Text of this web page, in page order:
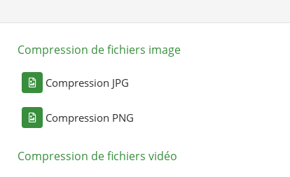
Compression de fichiers image
Compression JPG
Compression PNG
Compression de fichiers vidéo